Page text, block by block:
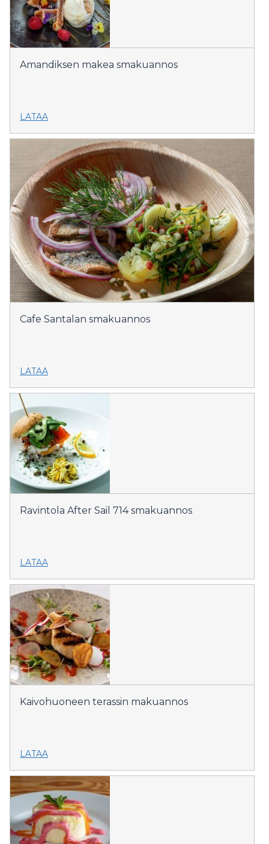
Amandiksen makea smakuannos
LATAA
Cafe Santalan smakuannos
LATAA
Ravintola After Sail 714 smakuannos
LATAA
Kaivohuoneen terassin makuannos
LATAA